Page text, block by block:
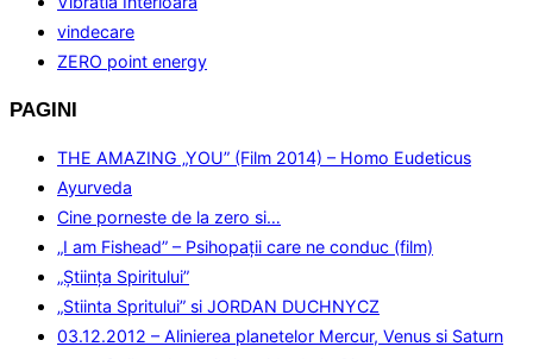
vindecare
ZERO point energy
PAGINI
THE AMAZING „YOU” (Film 2014) – Homo Eudeticus
Ayurveda
Cine porneste de la zero si…
„I am Fishead” – Psihopații care ne conduc (film)
„Ştiinţa Spiritului”
„Stiinta Spritului” si JORDAN DUCHNYCZ
03.12.2012 – Alinierea planetelor Mercur, Venus si Saturn